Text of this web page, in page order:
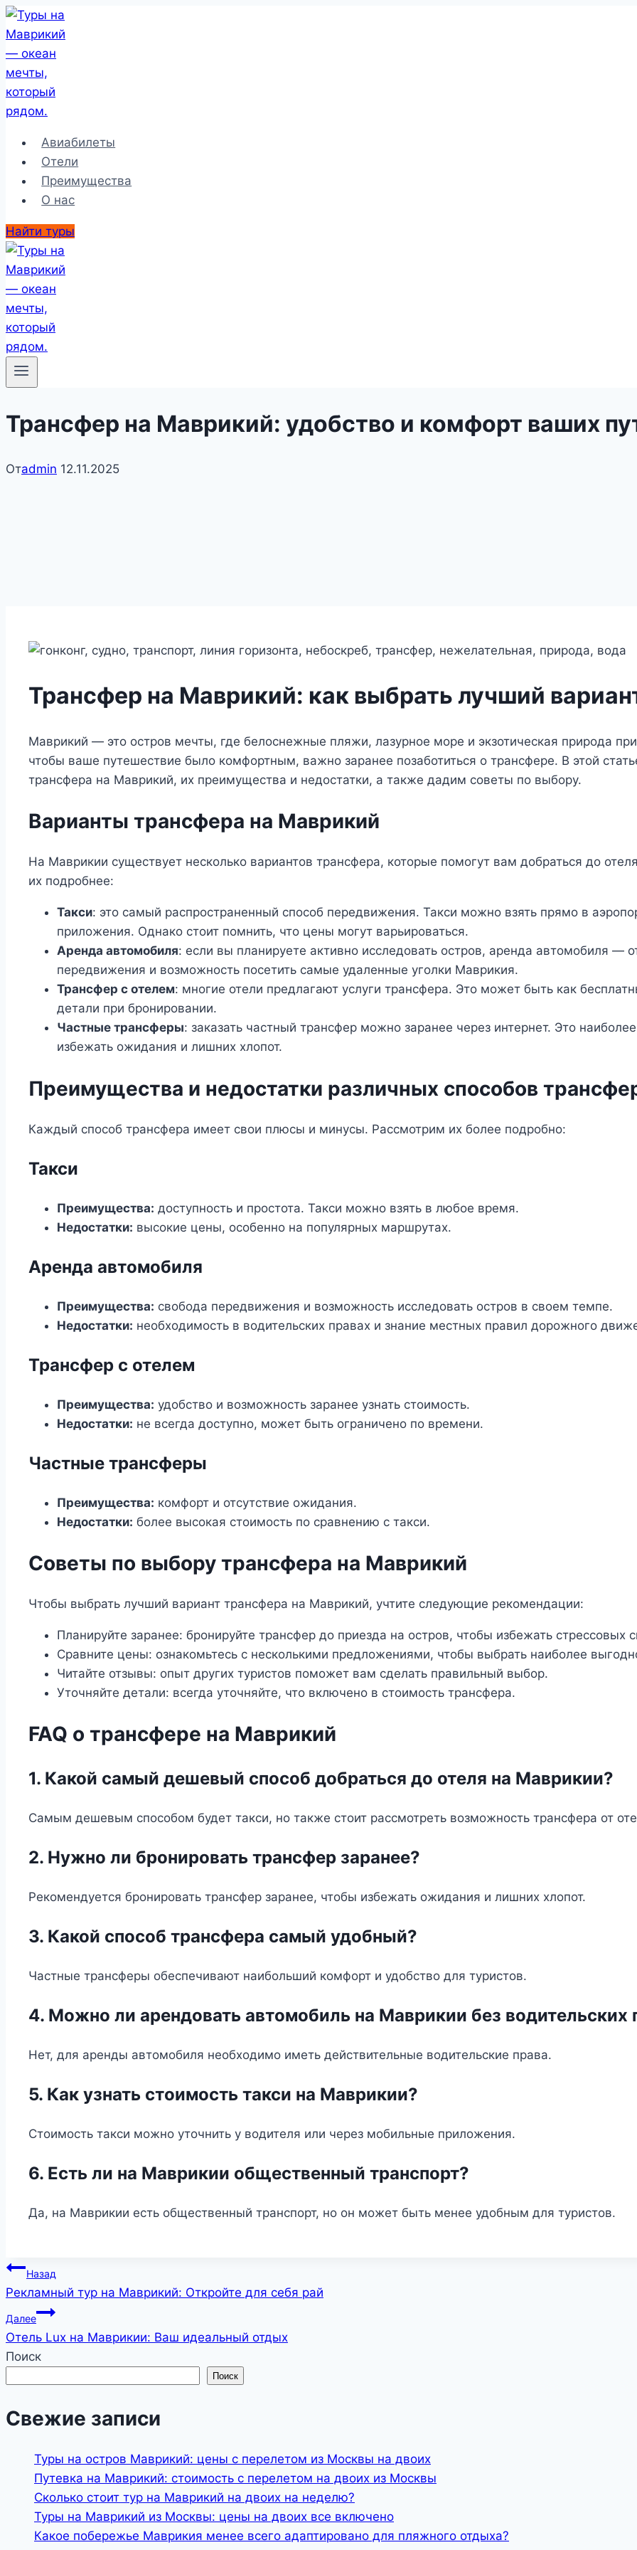
Перейти
к
содержимому
Авиабилеты
Отели
Преимущества
О нас
Найти туры
Трансфер на Маврикий: удобство и комфорт ваших
Отadmin 12.11.2025
Трансфер на Маврикий: как выбрать лучший
Маврикий — это остров мечты, где белоснежные пляжи, лазурное море и экзотическая природа
чтобы ваше путешествие было комфортным, важно заранее позаботиться о трансфере. В этой
трансфера на Маврикий, их преимущества и недостатки, а также дадим советы по выбору.
Варианты трансфера на Маврикий
На Маврикии существует несколько вариантов трансфера, которые помогут вам добраться до
их подробнее:
Такси: это самый распространенный способ передвижения. Такси можно взять прямо в
приложения. Однако стоит помнить, что цены могут варьироваться.
Аренда автомобиля: если вы планируете активно исследовать остров, аренда автомобиля —
передвижения и возможность посетить самые удаленные уголки Маврикия.
Трансфер с отелем: многие отели предлагают услуги трансфера. Это может быть как
детали при бронировании.
Частные трансферы: заказать частный трансфер можно заранее через интернет. Это
избежать ожидания и лишних хлопот.
Преимущества и недостатки различных способов
Каждый способ трансфера имеет свои плюсы и минусы. Рассмотрим их более подробно:
Такси
Преимущества: доступность и простота. Такси можно взять в любое время.
Недостатки: высокие цены, особенно на популярных маршрутах.
Аренда автомобиля
Преимущества: свобода передвижения и возможность исследовать остров в своем темпе.
Недостатки: необходимость в водительских правах и знание местных правил дорожного
Трансфер с отелем
Преимущества: удобство и возможность заранее узнать стоимость.
Недостатки: не всегда доступно, может быть ограничено по времени.
Частные трансферы
Преимущества: комфорт и отсутствие ожидания.
Недостатки: более высокая стоимость по сравнению с такси.
Советы по выбору трансфера на Маврикий
Чтобы выбрать лучший вариант трансфера на Маврикий, учтите следующие рекомендации:
Планируйте заранее: бронируйте трансфер до приезда на остров, чтобы избежать стрессовых
Сравните цены: ознакомьтесь с несколькими предложениями, чтобы выбрать наиболее
Читайте отзывы: опыт других туристов поможет вам сделать правильный выбор.
Уточняйте детали: всегда уточняйте, что включено в стоимость трансфера.
FAQ о трансфере на Маврикий
1. Какой самый дешевый способ добраться до отеля на Маврикии?
Самым дешевым способом будет такси, но также стоит рассмотреть возможность трансфера от
2. Нужно ли бронировать трансфер заранее?
Рекомендуется бронировать трансфер заранее, чтобы избежать ожидания и лишних хлопот.
3. Какой способ трансфера самый удобный?
Частные трансферы обеспечивают наибольший комфорт и удобство для туристов.
4. Можно ли арендовать автомобиль на Маврикии без водительских
Нет, для аренды автомобиля необходимо иметь действительные водительские права.
5. Как узнать стоимость такси на Маврикии?
Стоимость такси можно уточнить у водителя или через мобильные приложения.
6. Есть ли на Маврикии общественный транспорт?
Да, на Маврикии есть общественный транспорт, но он может быть менее удобным для туристов.
Навигация
по
записям
Назад
Рекламный тур на Маврикий: Откройте для себя рай
Далее
Отель Lux на Маврикии: Ваш идеальный отдых
Поиск
Поиск
Свежие записи
Туры на остров Маврикий: цены с перелетом из Москвы на двоих
Путевка на Маврикий: стоимость с перелетом на двоих из Москвы
Сколько стоит тур на Маврикий на двоих на неделю?
Туры на Маврикий из Москвы: цены на двоих все включено
Какое побережье Маврикия менее всего адаптировано для пляжного отдыха?